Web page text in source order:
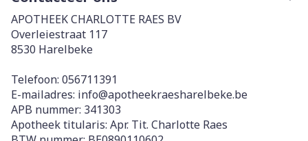
APOTHEEK CHARLOTTE RAES BV
Overleiestraat 117
8530 Harelbeke
Telefoon: 056711391
E-mailadres: info@apotheekraesharelbeke.be
APB nummer: 341303
Apotheek titularis: Apr. Tit. Charlotte Raes